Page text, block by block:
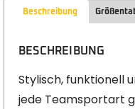
Beschreibung
BESCHREIBUNG
Stylisch, funktionell
jede Teamsportart